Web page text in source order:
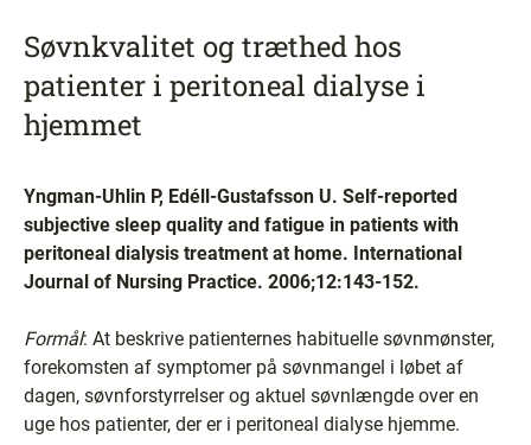
Søvnkvalitet og træthed hos
patienter i peritoneal dialyse i
hjemmet
Yngman-Uhlin P, Edéll-Gustafsson U. Self-reported
subjective sleep quality and fatigue in patients with
peritoneal dialysis treatment at home. International
Journal of Nursing Practice. 2006;12:143-152.
Formål: At beskrive patienternes habituelle søvnmønster,
forekomsten af symptomer på søvnmangel i løbet af
dagen, søvnforstyrrelser og aktuel søvnlængde over en
uge hos patienter, der er i peritoneal dialyse hjemme.